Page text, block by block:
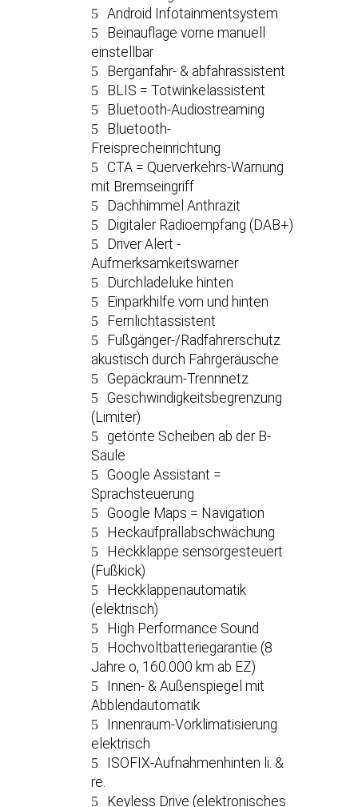
Android Infotainmentsystem
Beinauflage vorne manuell
einstellbar
Berganfahr- & abfahrassistent
BLIS = Totwinkelassistent
Bluetooth-Audiostreaming
Bluetooth-
Freisprecheinrichtung
CTA = Querverkehrs-Warnung
mit Bremseingriff
Dachhimmel Anthrazit
Digitaler Radioempfang (DAB+)
Driver Alert -
Aufmerksamkeitswarner
Durchladeluke hinten
Einparkhilfe vorn und hinten
Fernlichtassistent
Fußgänger-/Radfahrerschutz
akustisch durch Fahrgeräusche
Gepäckraum-Trennnetz
Geschwindigkeitsbegrenzung
(Limiter)
getönte Scheiben ab der B-
Säule
Google Assistant =
Sprachsteuerung
Google Maps = Navigation
Heckaufprallabschwächung
Heckklappe sensorgesteuert
(Fußkick)
Heckklappenautomatik
(elektrisch)
High Performance Sound
Hochvoltbatteriegarantie (8
Jahre o, 160.000 km ab EZ)
Innen- & Außenspiegel mit
Abblendautomatik
Innenraum-Vorklimatisierung
elektrisch
ISOFIX-Aufnahmenhinten li. &
re.
Keyless Drive (elektronisches